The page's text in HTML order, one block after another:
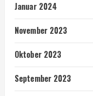
Januar 2024
November 2023
Oktober 2023
September 2023